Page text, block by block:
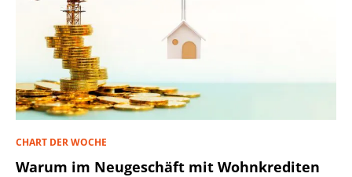
CHART DER WOCHE
Warum im Neugeschäft mit Wohnkrediten